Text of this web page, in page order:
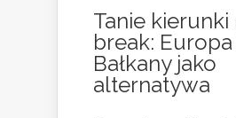
Tanie kierunki
break:
Bałkany jako
alternatywa